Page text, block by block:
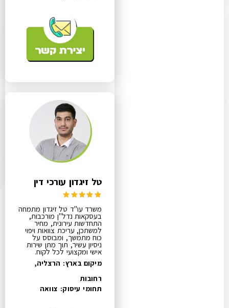
טל זיגדון עורכי דין
משרד עו"ד טל זיגדון מתמחה
בעסקאות נדל"ן מורכבות,
התחדשות עירונית, מחיר
למשתכן, עריכת צוואות ויפוי
כוח מתמשך, ומבוסס על
ניסיון עשיר, תוך מתן שירות
אישי ומקצועי לכל לקוח.
מיקום בארץ: הרצליה,
רחובות
תחומי עיסוק: צוואה